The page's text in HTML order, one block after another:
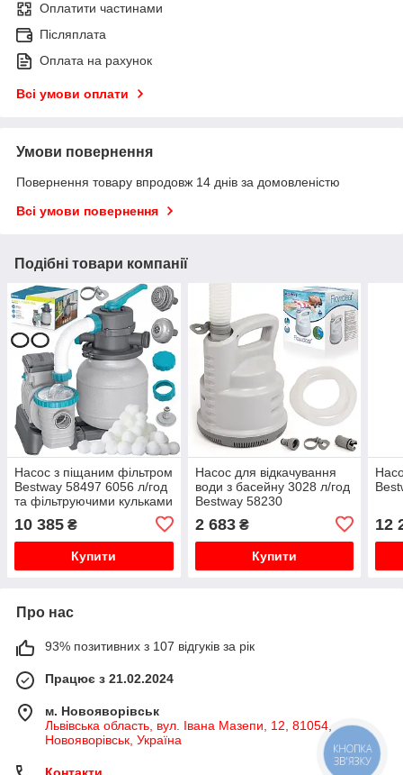
Оплатити частинами
Післяплата
Оплата на рахунок
Всі умови оплати
Умови повернення
Повернення товару впродовж 14 днів за домовленістю
Всі умови повернення
Подібні товари компанії
Насос з піщаним фільтром
Bestway 58497 6056 л/год
та фільтруючими кульками
10 385 ₴
Купити
Насос для відкачування
води з басейну 3028 л/год
Bestway 58230
2 683₴
Купити
12
Про нас
93% позитивних з 107 відгуків за рік
Працює з 21.02.2024
м. Новояворівськ
Львівська область, вул. Івана Мазепи, 12, 81054,
Новояворівськ, Україна
Контакти
КНОПКА
ЗВ'ЯЗКУ